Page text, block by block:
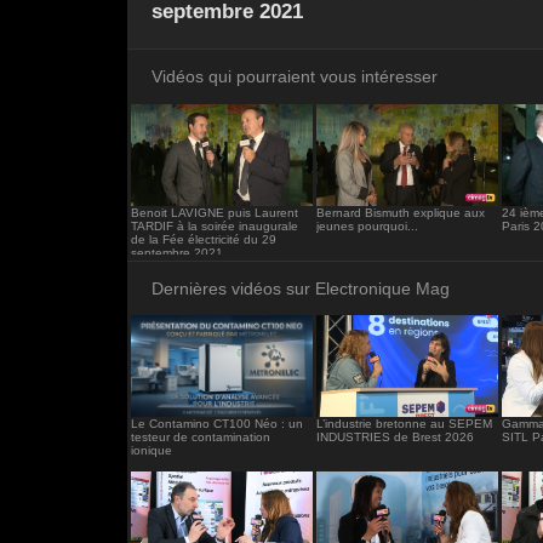
<iframe src="https://www.electronique-
septembre 2021
Vidéos qui pourraient vous intéresser
Benoit LAVIGNE puis Laurent
TARDIF à la soirée inaugurale
de la Fée électricité du 29
septembre 2021
Bernard Bismuth explique aux
jeunes pourquoi...
24
Paris
Dernières vidéos sur Electronique Mag
Le Contamino CT100 Néo : un
testeur de contamination
ionique
L’industrie bretonne au SEPEM
INDUSTRIES de Brest 2026
SITL